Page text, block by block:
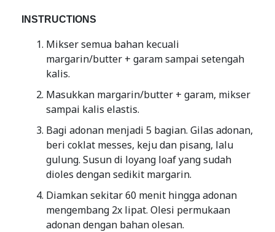
INSTRUCTIONS
Mikser semua bahan kecuali
margarin/butter + garam sampai setengah
kalis.
Masukkan margarin/butter + garam, mikser
sampai kalis elastis.
Bagi adonan menjadi 5 bagian. Gilas adonan,
beri coklat messes, keju dan pisang, lalu
gulung. Susun di loyang loaf yang sudah
dioles dengan sedikit margarin.
Diamkan sekitar 60 menit hingga adonan
mengembang 2x lipat. Olesi permukaan
adonan dengan bahan olesan.